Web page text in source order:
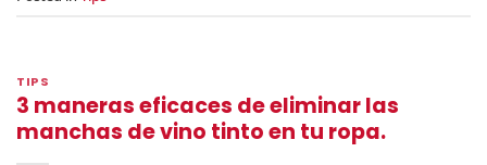
TIPS
3 maneras eficaces de eliminar las
manchas de vino tinto en tu ropa.